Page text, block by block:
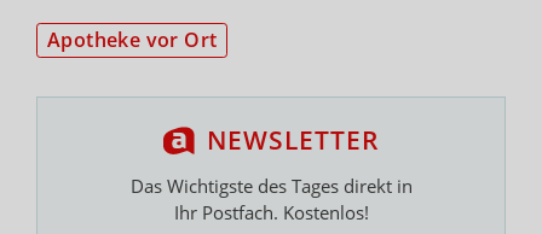
Apotheke vor Ort
NEWSLETTER
Das Wichtigste des Tages direkt in
Ihr Postfach. Kostenlos!